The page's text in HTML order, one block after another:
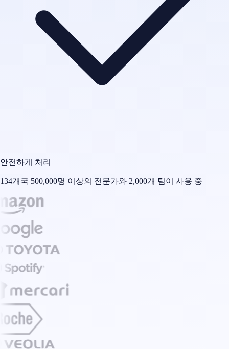
안전하게 처리
134개국 500,000명 이상의 전문가와 2,000개 팀이 사용 중